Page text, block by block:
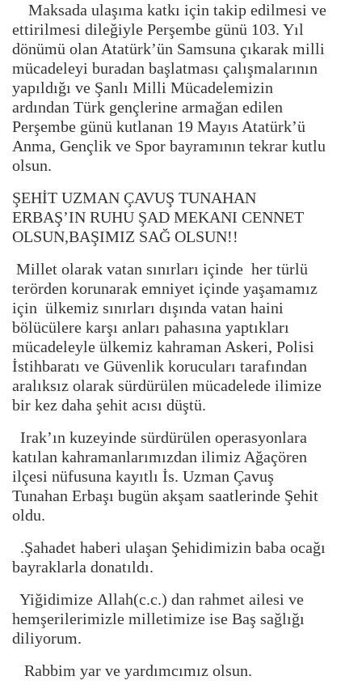
Maksada ulaşıma katkı için takip edilmesi ve
ettirilmesi dileğiyle Perşembe günü 103. Yıl
dönümü olan Atatürk’ün Samsuna çıkarak milli
mücadeleyi buradan başlatması çalışmalarının
yapıldığı ve Şanlı Milli Mücadelemizin
ardından Türk gençlerine armağan edilen
Perşembe günü kutlanan 19 Mayıs Atatürk’ü
Anma, Gençlik ve Spor bayramının tekrar kutlu
olsun.
ŞEHİT UZMAN ÇAVUŞ TUNAHAN
ERBAŞ’IN RUHU ŞAD MEKANI CENNET
OLSUN,BAŞIMIZ SAĞ OLSUN!!
Millet olarak vatan sınırları içinde her türlü
terörden korunarak emniyet içinde yaşamamız
için ülkemiz sınırları dışında vatan haini
bölücülere karşı anları pahasına yaptıkları
mücadeleyle ülkemiz kahraman Askeri, Polisi
İstihbaratı ve Güvenlik korucuları tarafından
aralıksız olarak sürdürülen mücadelede ilimize
bir kez daha şehit acısı düştü.
Irak’ın kuzeyinde sürdürülen operasyonlara
katılan kahramanlarımızdan ilimiz Ağaçören
ilçesi nüfusuna kayıtlı İs. Uzman Çavuş
Tunahan Erbaşı bugün akşam saatlerinde Şehit
oldu.
.Şahadet haberi ulaşan Şehidimizin baba ocağı
bayraklarla donatıldı.
Yiğidimize Allah(c.c.) dan rahmet ailesi ve
hemşerilerimizle milletimize ise Baş sağlığı
diliyorum.
Rabbim yar ve yardımcımız olsun.